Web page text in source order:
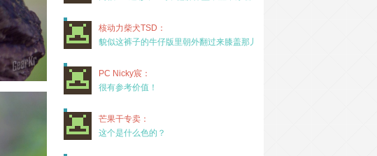
核动力柴犬TSD：
貌似这裤子的牛仔版里朝外翻过来膝盖那儿有放护膝的
PC Nicky宸：
很有参考价值！
芒果干专卖：
这个是什么色的？